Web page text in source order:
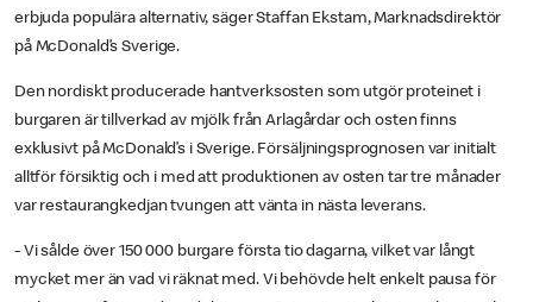
erbjuda populära alternativ, säger Staffan Ekstam, Marknadsdirektör
på McDonald’s Sverige.
Den nordiskt producerade hantverksosten som utgör proteinet i
burgaren är tillverkad av mjölk från Arlagårdar och osten finns
exklusivt på McDonald’s i Sverige. Försäljningsprognosen var initialt
alltför försiktig och i med att produktionen av osten tar tre månader
var restaurangkedjan tvungen att vänta in nästa leverans.
- Vi sålde över 150 000 burgare första tio dagarna, vilket var långt
mycket mer än vad vi räknat med. Vi behövde helt enkelt pausa för